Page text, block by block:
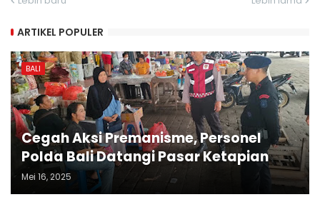
ARTIKEL POPULER
BALI
Cegah Aksi Premanisme, Personel
Polda Bali Datangi Pasar Ketapian
Mei 16, 2025